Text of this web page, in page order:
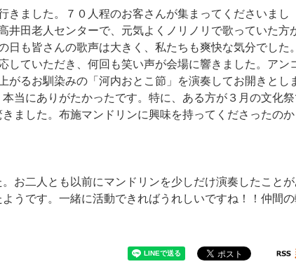
ました。７０人程のお客さんが集まってくださいまし
井田老人センターで、元気よくノリノリで歌っていた方
日も皆さんの歌声は大きく、私たちも爽快な気分でした。
していただき、何回も笑い声が会場に響きました。アン
がるお馴染みの「河内おとこ節」を演奏してお開きとし
当にありがたかったです。特に、ある方が３月の文化
ました。布施マンドリンに興味を持ってくださったのか
お二人とも以前にマンドリンを少しだけ演奏したことが
うです。一緒に活動できればうれしいですね！！仲間の